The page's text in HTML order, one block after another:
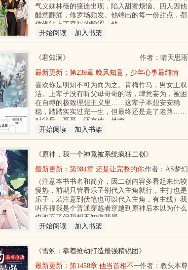
气义妹林薇的接连出现，陷入甜蜜烦恼。四人因他
醋意翻涌，修罗场频发。他端出的每一份甜点，都
仿佛沾上了幸福的酸涩。他
开始阅读
加入书架
《君知澜 》
作者：晴天思雨
最新更新： 第239章 晚风知意，少年心事最纯情
喜欢你是明知不可为而为之。青梅竹马，男女主双
洁。上辈子没有听父母哥哥的话，肆意妄为，被困
在自缚的极致理想主义里……这辈子本想安安稳
稳，踏踏实实过完一生，但最终还是走了老路……
对父母，哥哥，还有他，她都
开始阅读
加入书架
《原神，我一个神竟被系统疯狂二创 》
作者：AS梦幻
最新更新： 第984章 还是让完整的你来吧
（注意本书书名和简介，因二创内容多看起来比较
慢热，前期只管看乐子别代入主角就行，主打也是
乐子，若注意到伏笔也可以代入主角，有主线）我
叫齐福我是个普通穿越者穿越到原神后本以为什么
也改不了但我却不知道我居
开始阅读
加入书架
《雪豹：靠着抢劫打造最强精锐团 》
作者：教头本尊
最新更新： 第1458章 他当首相不一定是坏事